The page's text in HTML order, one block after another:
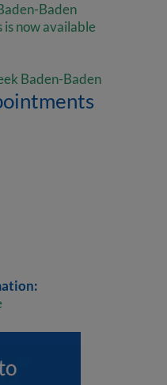
Baden
now available
Baden-Baden